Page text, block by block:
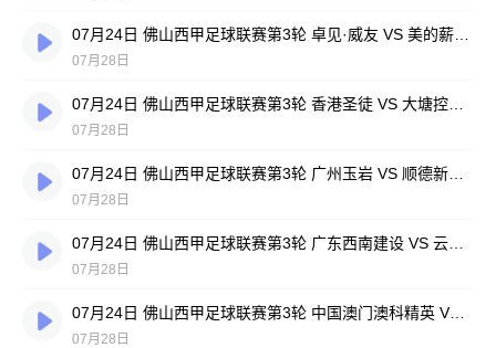
07月28日
07月28日
07月28日
07月28日
07月24日 佛山西甲足球联赛第3轮 中国澳门澳科精英 VS 藝品高國際 全场录像
07月28日